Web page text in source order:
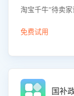
淘宝千牛“待卖
免费试用
国补